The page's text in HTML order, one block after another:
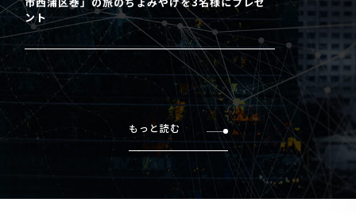
ント
もっと読む